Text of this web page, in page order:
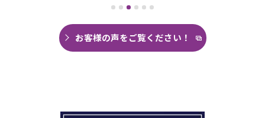
がなく雨の日は憂鬱で仕方ありませんでした。
今回は絶対に原因を特定して修繕してほしいと
思い毎日口コミを見て井澤産業さんにたどり着
くことができました。
お客様の声をご覧ください！